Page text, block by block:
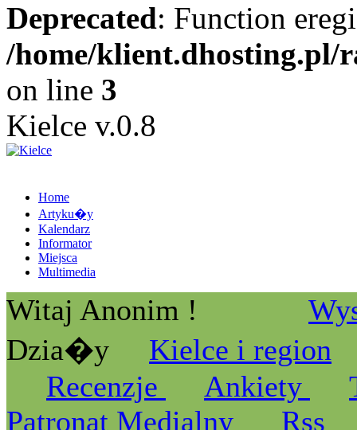
Deprecated: Function
/home/klient.dhosting.pl/
on line 3
Kielce v.0.8
Home
Artyku�y
Kalendarz
Informator
Miejsca
Multimedia
Witaj Anonim !
Dzia�y
Kielce i region
Recenzje
Ankiety
Patronat Medialny
Rss